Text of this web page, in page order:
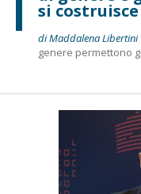
si
di Maddalena
genere permettono